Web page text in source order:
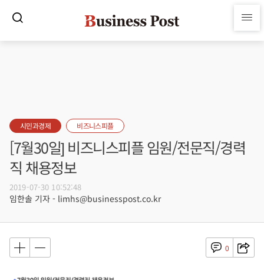
시민과경제 비즈니스피플
[7월30일] 비즈니스피플 임원/전문직/경력
직 채용정보
2019-07-30 10:52:48
임한솔 기자 - limhs@businesspost.co.kr
0